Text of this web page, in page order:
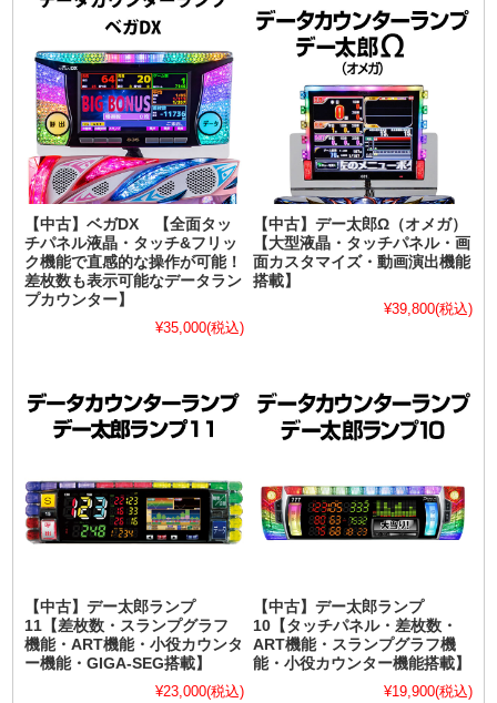
【中古】ベガDX 【全面タッ
チパネル液晶・タッチ&フリッ
ク機能で直感的な操作が可能！
差枚数も表示可能なデータラン
プカウンター】
¥35,000(税込)
【中古】デー太郎Ω（オメガ）
【大型液晶・タッチパネル・画
面カスタマイズ・動画演出機能
搭載】
¥39,800(税込)
【中古】デー太郎ランプ
11【差枚数・スランプグラフ
機能・ART機能・小役カウンタ
ー機能・GIGA-SEG搭載】
¥23,000(税込)
【中古】デー太郎ランプ
10【タッチパネル・差枚数・
ART機能・スランプグラフ機
能・小役カウンター機能搭載】
¥19,900(税込)